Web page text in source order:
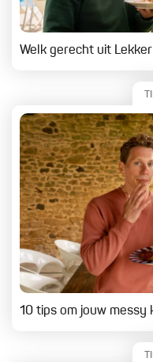
Welk gerecht uit
10 tips om jouw messy